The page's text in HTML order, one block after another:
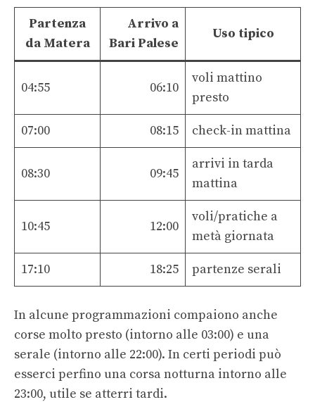
Partenza
da Matera
Arrivo a
Bari Palese
Uso tipico
04:55 06:10
voli mattino
presto
07:00 08:15 check-in mattina
08:30 09:45
arrivi in tarda
mattina
10:45 12:00
voli/pratiche a
metà giornata
17:10 18:25 partenze serali
In alcune programmazioni compaiono anche
corse molto presto (intorno alle 03:00) e una
serale (intorno alle 22:00). In certi periodi può
esserci perfino una corsa notturna intorno alle
23:00, utile se atterri tardi.